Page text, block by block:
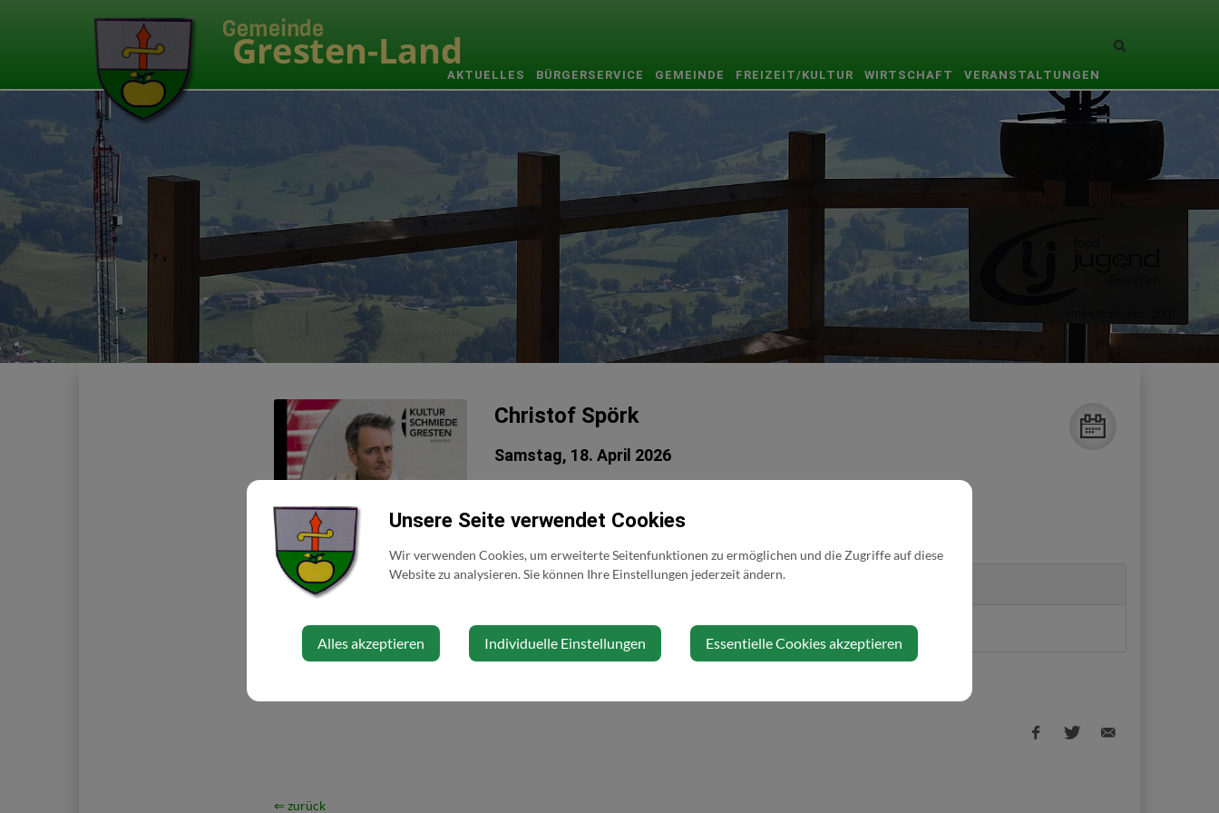
Site
AKTUELLES BÜRGERSERVICE GEMEINDE FREIZEIT/KULTUR WIRTSCHAFT VERANSTALTUNGEN
Christof Spörk
Samstag, 18. April 2026
Maximo Lieder
Veranstaltungsort
Kulturschmiede Gresten Verein Kulturschmiede
⇐ zurück
Unsere Seite verwendet Cookies
Wir verwenden Cookies, um erweiterte Seitenfunktionen zu ermöglichen und die Zugriffe auf diese
Website zu analysieren. Sie können Ihre Einstellungen jederzeit ändern.
Alles akzeptieren Individuelle Einstellungen Essentielle Cookies akzeptieren